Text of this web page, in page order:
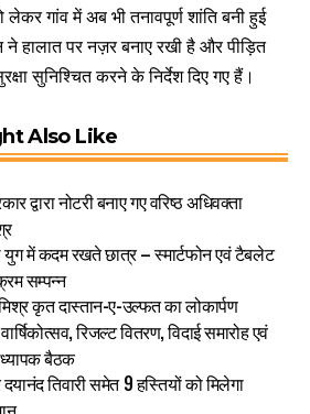
गांव में अब भी तनावपूर्ण शांति बनी हुई
हालात पर नज़र बनाए रखी है और पीड़ित
सुनिश्चित करने के निर्देश दिए गए हैं।
Also Like
द्वारा नोटरी बनाए गए वरिष्ठ अधिवक्ता
में कदम रखते छात्र – स्मार्टफोन एवं टैबलेट
सम्पन्न
कृत दास्तान-ए-उल्फत का लोकार्पण
रिजल्ट वितरण, विदाई समारोह एवं
बैठक
तिवारी समेत 9 हस्तियों को मिलेगा